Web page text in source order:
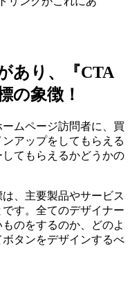
あり、『CTA
の象徴！
ムページ訪問者に、買
アップをしてもらえる
てもらえるかどうかの
、主要製品やサービス
す。全てのデザイナー
のをするのか、どのよ
タンをデザインするべ